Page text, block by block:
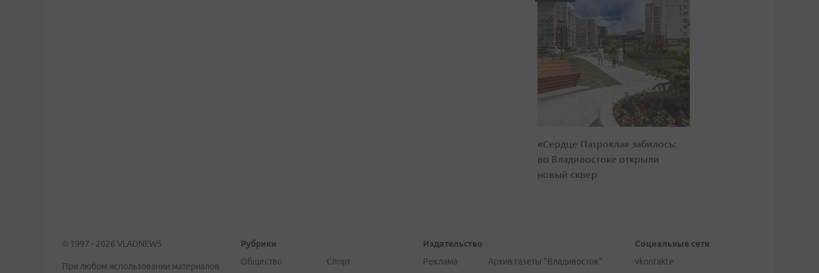
«Сердце Патрокла» забилось:
во Владивостоке открыли
новый сквер
© 1997 - 2026 VLADNEWS
При любом использовании материалов
Рубрики
Общество
Спорт
Издательство
Реклама
Архив газеты "Владивосток"
Социальные сети
vkontakte